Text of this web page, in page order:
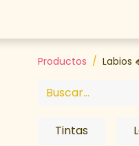
Productos Labios
Tintas